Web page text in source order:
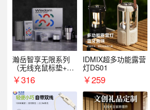
瀚岳智享无限系列
（无线充鼠标垫+飞
利浦音响+乐扣咖啡
杯）
￥316
IDMIX超多功能露营
灯DS01
￥259